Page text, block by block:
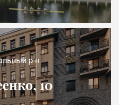
р-н
10